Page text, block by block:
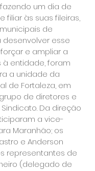
um dia de
filiar às suas fileiras,
de
desenvolver esse
e ampliar a
à entidade, foram
a unidade da
de Fortaleza, em
de diretores e
Da direção
a vice-
Maranhão; os
e Anderson
representantes de
(delegado de